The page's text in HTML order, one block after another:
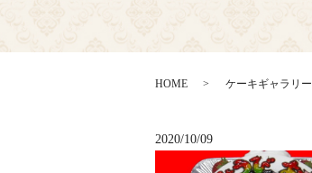
HOME ケーキギャラリー
2020/10/09